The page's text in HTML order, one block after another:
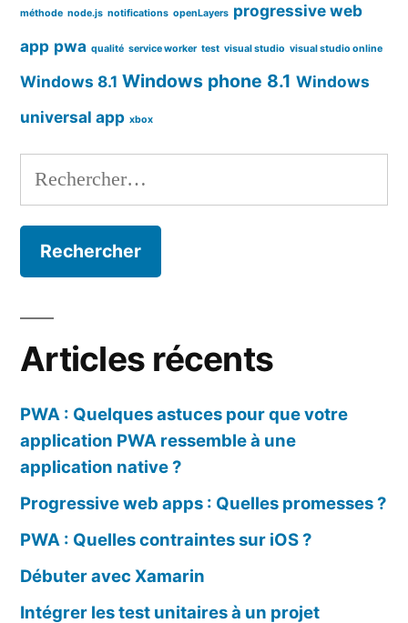
méthode node.js notifications openLayers progressive web
app pwa qualité service worker test visual studio visual studio online
Windows 8.1 Windows phone 8.1 Windows
universal app xbox
Rechercher :
Articles récents
PWA : Quelques astuces pour que votre
application PWA ressemble à une
application native ?
Progressive web apps : Quelles promesses ?
PWA : Quelles contraintes sur iOS ?
Débuter avec Xamarin
Intégrer les test unitaires à un projet